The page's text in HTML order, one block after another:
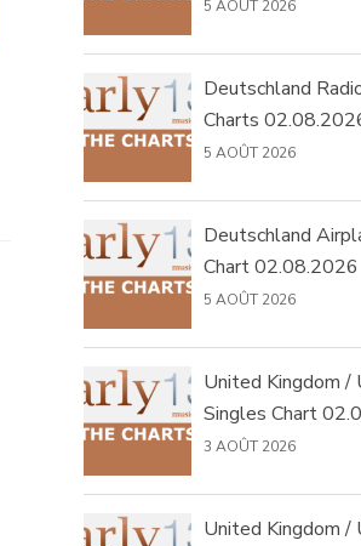
5 AOÛT 2026
Deutschland
Charts
5 AOÛT 2026
Deutschland
Chart 02.08.2026
5 AOÛT 2026
United Kingdom /
Singles Chart
3 AOÛT 2026
United Kingdom /